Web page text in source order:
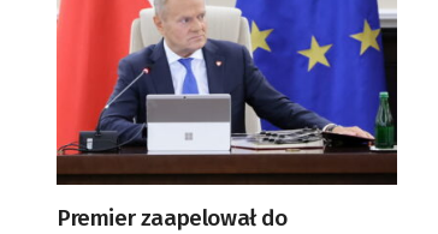
Premier zaapelował do